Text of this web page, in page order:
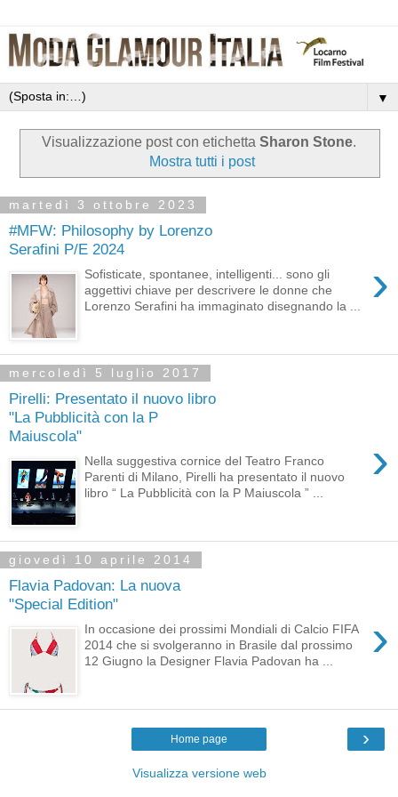
▼
Visualizzazione post con etichetta Sharon Stone.
Mostra tutti i post
martedì 3 ottobre 2023
#MFW: Philosophy by Lorenzo
Serafini P/E 2024
›
Sofisticate, spontanee, intelligenti... sono gli
aggettivi chiave per descrivere le donne che
Lorenzo Serafini ha immaginato disegnando la ...
mercoledì 5 luglio 2017
Pirelli: Presentato il nuovo libro
"La Pubblicità con la P
Maiuscola"
›
Nella suggestiva cornice del Teatro Franco
Parenti di Milano, Pirelli ha presentato il nuovo
libro “ La Pubblicità con la P Maiuscola ” ...
giovedì 10 aprile 2014
Flavia Padovan: La nuova
"Special Edition"
›
In occasione dei prossimi Mondiali di Calcio FIFA
2014 che si svolgeranno in Brasile dal prossimo
12 Giugno la Designer Flavia Padovan ha ...
›
Home page
Visualizza versione web